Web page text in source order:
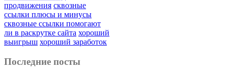
продвижения сквозные
ссылки плюсы и минусы
сквозные ссылки помогают
ли в раскрутке сайта хороший
выигрыш хороший заработок
Последние посты